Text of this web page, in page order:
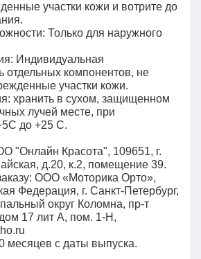
участки кожи и вотрите до
Только для наружного
Индивидуальная
отдельных компонентов, не
участки кожи.
хранить в сухом, защищенном
лучей месте, при
до +25 С.
"Онлайн Красота", 109651, г.
д.20, к.2, помещение 39.
ООО «Моторика Орто»,
Федерация, г. Санкт-Петербург,
округ Коломна, пр-т
17 лит А, пом. 1-Н,
месяцев с даты выпуска.